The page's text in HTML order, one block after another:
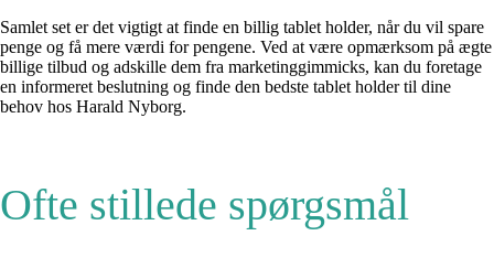
Samlet set er det vigtigt at finde en billig tablet holder, når du vil spare
penge og få mere værdi for pengene. Ved at være opmærksom på ægte
billige tilbud og adskille dem fra marketinggimmicks, kan du foretage
en informeret beslutning og finde den bedste tablet holder til dine
behov hos Harald Nyborg.
Ofte stillede spørgsmål